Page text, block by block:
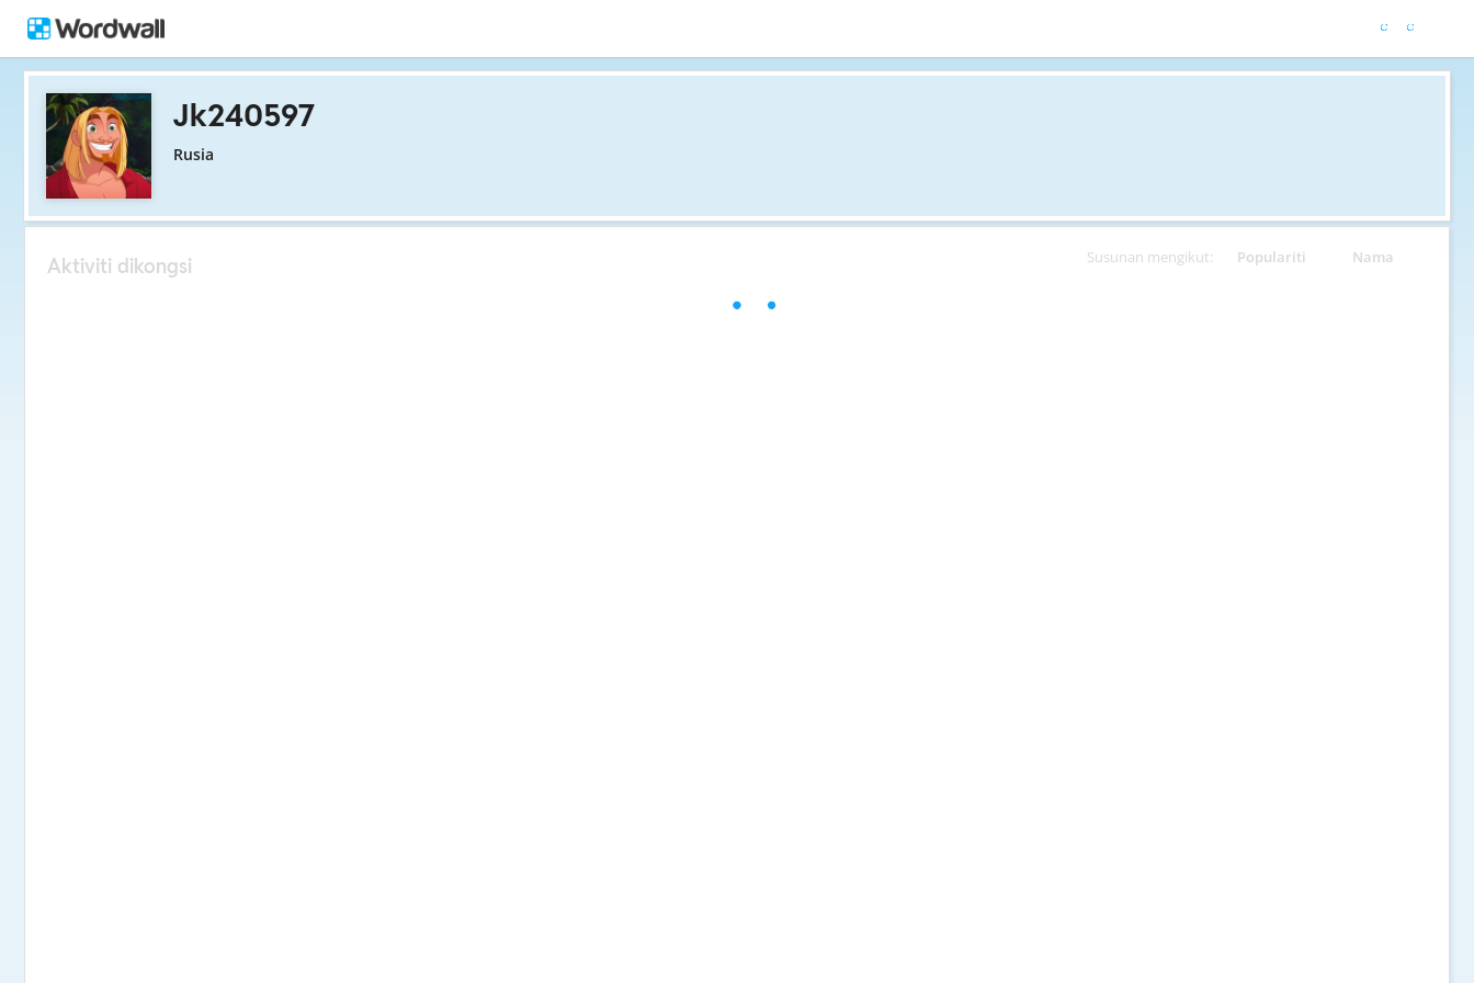
Jk240597
Rusia
Susunan mengikut: Populariti Nama
Aktiviti dikongsi